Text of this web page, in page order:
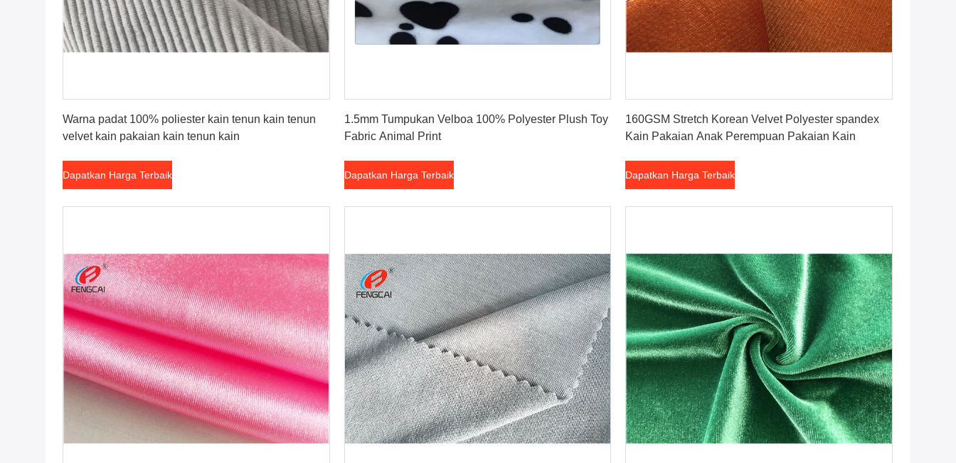
Warna padat 100% poliester kain tenun kain tenun
velvet kain pakaian kain tenun kain
Dapatkan Harga Terbaik
1.5mm Tumpukan Velboa 100% Polyester Plush Toy
Fabric Animal Print
Dapatkan Harga Terbaik
160GSM Stretch Korean Velvet Polyester spandex
Kain Pakaian Anak Perempuan Pakaian Kain
Dapatkan Harga Terbaik